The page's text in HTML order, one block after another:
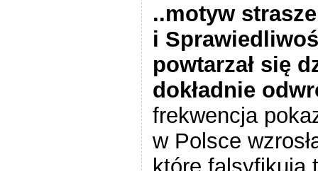
..motyw
i
powtarzał się
dokładnie
frekwencja
w Polsce